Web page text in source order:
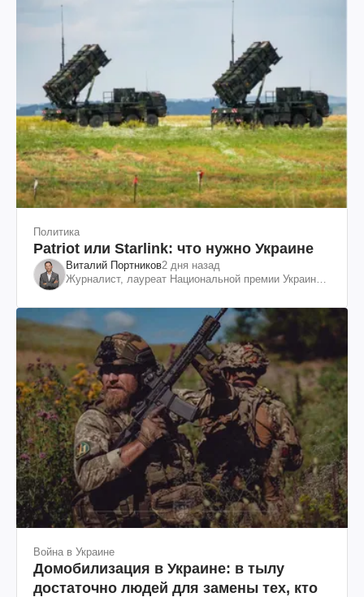
Политика
Patriot или Starlink: что нужно Украине
Виталий Портников2 дня назад
Журналист, лауреат Национальной премии Украины
Война в Украине
Домобилизация в Украине: в тылу
достаточно людей для замены тех, кто